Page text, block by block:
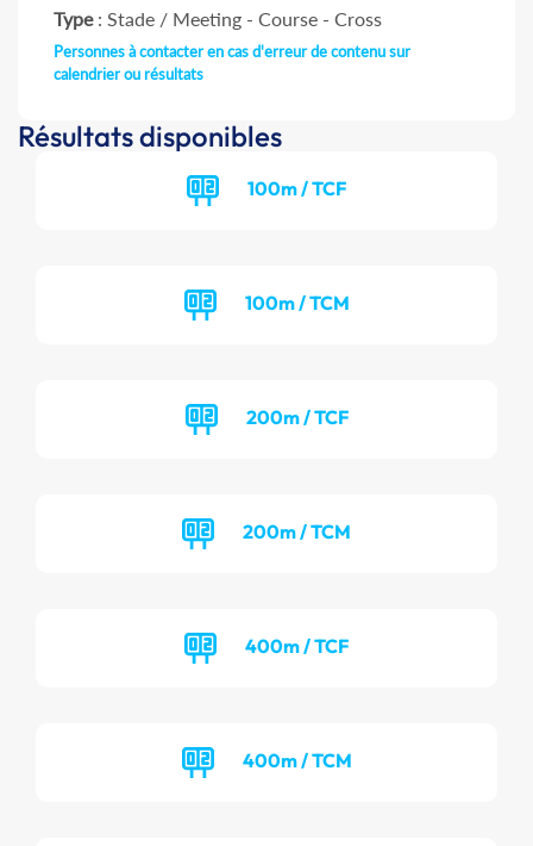
Type: Stade / Meeting - Course - Cross
Personnes à contacter en cas d'erreur de contenu sur
calendrier ou résultats
Résultats disponibles
100m / TCF
100m / TCM
200m / TCF
200m / TCM
400m / TCF
400m / TCM